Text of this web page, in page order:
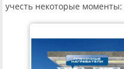
учесть некоторые моменты: